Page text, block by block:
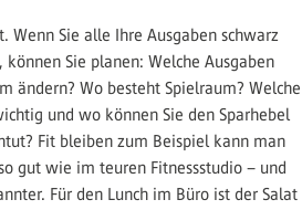
Wenn Sie alle Ihre Ausgaben schwarz
Sie planen: Welche Ausgaben
ändern? Wo besteht Spielraum? Welche
und wo können Sie den Sparhebel
Fit bleiben zum Beispiel kann man
gut wie im teuren Fitnessstudio – und
Für den Lunch im Büro ist der Salat